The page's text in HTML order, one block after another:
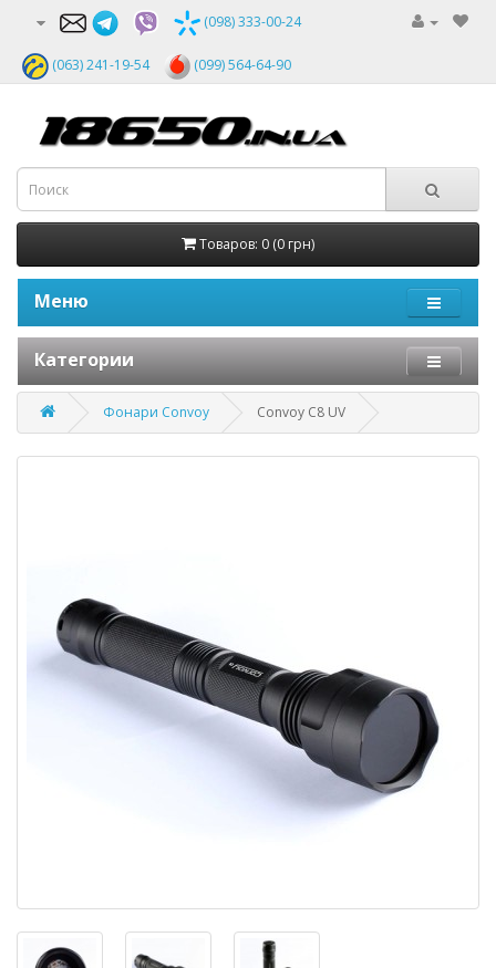
(098) 333-00-24
(063) 241-19-54 (099) 564-64-90
Товаров: 0 (0 грн)
Меню
Категории
Фонари Convoy Convoy C8 UV